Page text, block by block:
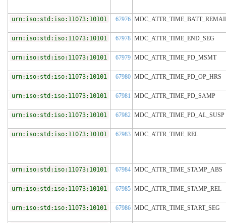
urn:iso:std:iso:11073:10101 67976
urn:iso:std:iso:11073:10101 67978 MDC_ATTR_TIME_END_SEG
urn:iso:std:iso:11073:10101 67979 MDC_ATTR_TIME_PD_MSMT
urn:iso:std:iso:11073:10101 67980 MDC_ATTR_TIME_PD_OP_HRS
urn:iso:std:iso:11073:10101 67981 MDC_ATTR_TIME_PD_SAMP
urn:iso:std:iso:11073:10101 67982 MDC_ATTR_TIME_PD_AL_SUSP
urn:iso:std:iso:11073:10101 67983 MDC_ATTR_TIME_REL
urn:iso:std:iso:11073:10101 67984 MDC_ATTR_TIME_STAMP_ABS
urn:iso:std:iso:11073:10101 67985 MDC_ATTR_TIME_STAMP_REL
urn:iso:std:iso:11073:10101 67986 MDC_ATTR_TIME_START_SEG